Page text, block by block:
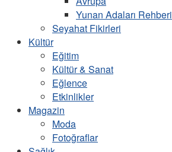
Yunan Adaları Rehberi
Seyahat Fikirleri
Kültür
Eğitim
Kültür & Sanat
Eğlence
Etkinlikler
Magazin
Moda
Fotoğraflar